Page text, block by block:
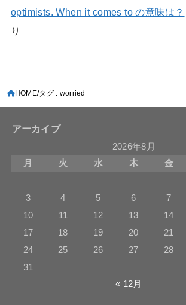
optimists. When it comes to の意味は？
り
HOME タグ : worried
アーカイブ
2026年8月
月
火 水 木 金
3
4 5 6 7
10
11 12 13 14
17
18 19 20 21
24
25 26 27 28
31
« 12月